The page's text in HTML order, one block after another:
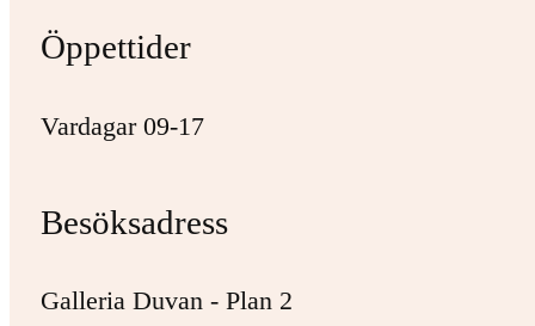
Öppettider
Vardagar 09-17
Besöksadress
Galleria Duvan - Plan 2